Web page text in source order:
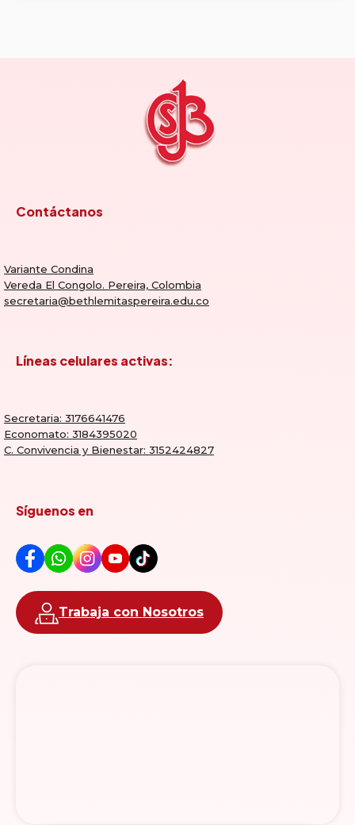
Contáctanos
Variante Condina
Vereda El Congolo. Pereira, Colombia
secretaria@bethlemitaspereira.edu.co
Líneas celulares activas:
Secretaria: 3176641476
Economato: 3184395020
C. Convivencia y Bienestar: 3152424827
Síguenos en
Trabaja con Nosotros